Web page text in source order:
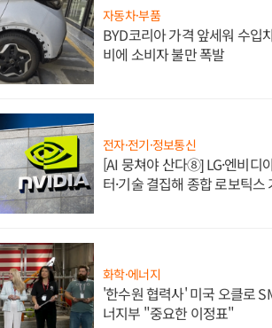
자동차·부품
BYD코리아 가격 앞세워 수입
비에 소비자 불만 폭발
전자·전기·정보통신
[AI 뭉쳐야 산다⑧] LG·엔비디
터·기술 결집해 종합 로보틱스
화학·에너지
'한수원 협력사' 미국 오클로
너지부 "중요한 이정표"